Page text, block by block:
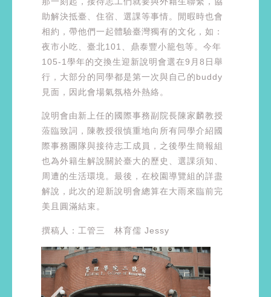
助解決抵臺、住宿、選課等事情。閒暇時也會
相約，帶他們一起體驗臺灣獨有的文化，如：
夜市小吃、臺北101、鼎泰豐小籠包等。今年
105-1學年的交換生迎新說明會選在9月8日舉
行，大部分的同學都是第一次與自己的buddy
見面，因此會場氣氛格外熱絡。
說明會由新上任的國際事務副院長陳家麟教授
蒞臨致詞，陳教授很慎重地向所有同學介紹國
際事務團隊與接待志工成員，之後學生簡報組
也為外籍生解說關於臺大的歷史、選課須知、
周遭的生活環境。最後，在校園導覽組的詳盡
解說，此次的迎新說明會總算在大雨來臨前完
美且圓滿結束。
撰稿人：工管三 林育儒 Jessy